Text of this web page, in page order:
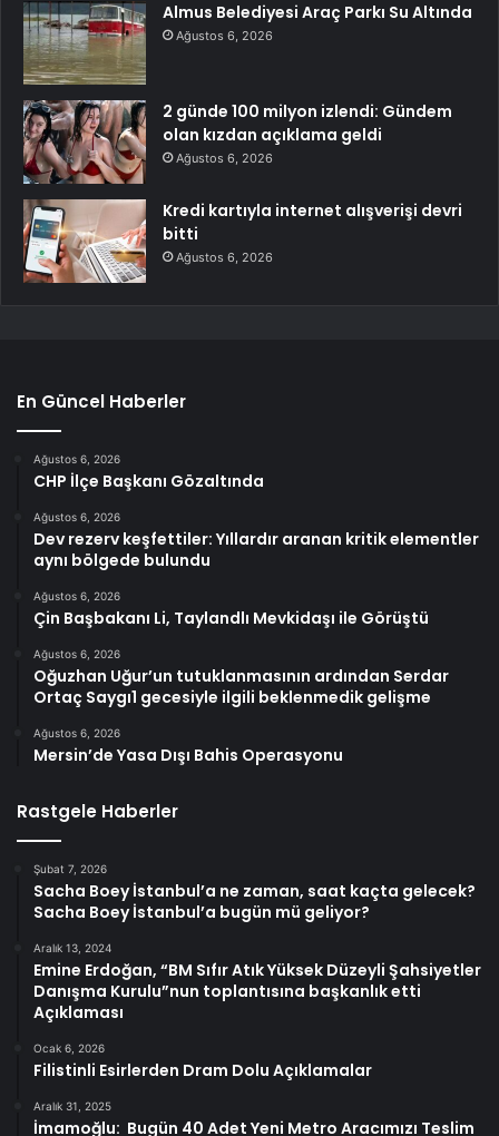
Almus Belediyesi Araç Parkı Su Altında
Ağustos 6, 2026
2 günde 100 milyon izlendi: Gündem
olan kızdan açıklama geldi
Ağustos 6, 2026
Kredi kartıyla internet alışverişi devri
bitti
Ağustos 6, 2026
En Güncel Haberler
Ağustos 6, 2026
CHP İlçe Başkanı Gözaltında
Ağustos 6, 2026
Dev rezerv keşfettiler: Yıllardır aranan kritik elementler
aynı bölgede bulundu
Ağustos 6, 2026
Çin Başbakanı Li, Taylandlı Mevkidaşı ile Görüştü
Ağustos 6, 2026
Oğuzhan Uğur’un tutuklanmasının ardından Serdar
Ortaç Saygı1 gecesiyle ilgili beklenmedik gelişme
Ağustos 6, 2026
Mersin’de Yasa Dışı Bahis Operasyonu
Rastgele Haberler
Şubat 7, 2026
Sacha Boey İstanbul’a ne zaman, saat kaçta gelecek?
Sacha Boey İstanbul’a bugün mü geliyor?
Aralık 13, 2024
Emine Erdoğan, “BM Sıfır Atık Yüksek Düzeyli Şahsiyetler
Danışma Kurulu”nun toplantısına başkanlık etti
Açıklaması
Ocak 6, 2026
Filistinli Esirlerden Dram Dolu Açıklamalar
Aralık 31, 2025
İmamoğlu: Bugün 40 Adet Yeni Metro Aracımızı Teslim